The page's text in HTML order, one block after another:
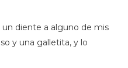
un diente a alguno de mis
y una galletita, y lo